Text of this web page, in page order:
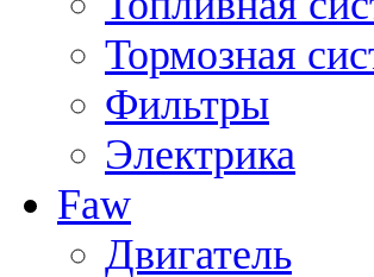
Тормозная
Фильтры
Электрика
Faw
Двигатель